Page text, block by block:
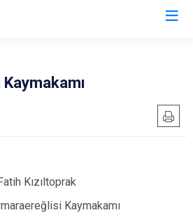
Kızıltoprak
Kaymakamı